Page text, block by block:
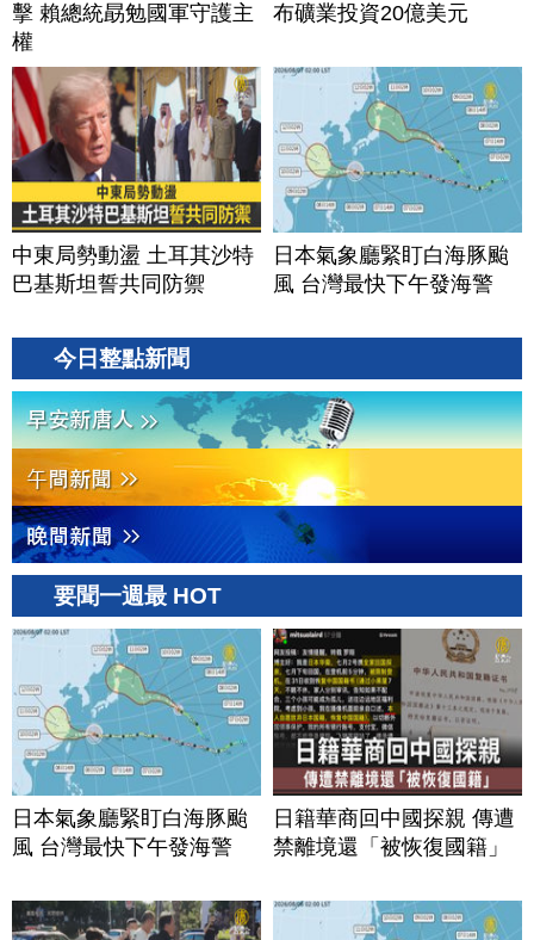
擊 賴總統勗勉國軍守護主
權
布礦業投資20億美元
中東局勢動盪 土耳其沙特
巴基斯坦誓共同防禦
日本氣象廳緊盯白海豚颱
風 台灣最快下午發海警
今日整點新聞
要聞一週最 HOT
日本氣象廳緊盯白海豚颱
風 台灣最快下午發海警
日籍華商回中國探親 傳遭
禁離境還「被恢復國籍」